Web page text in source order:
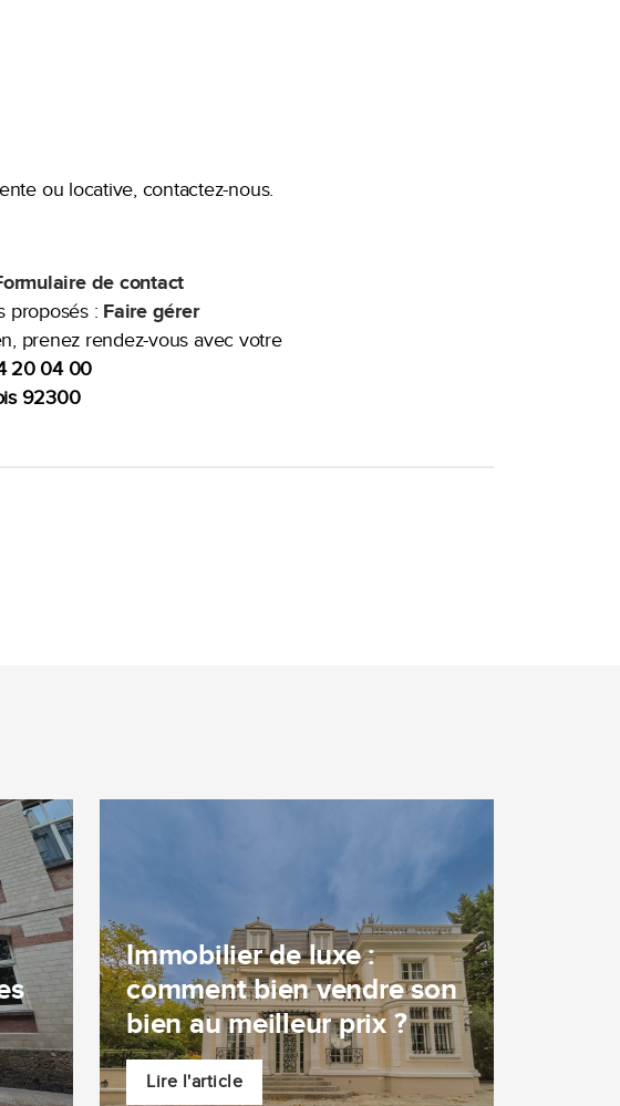
ou locative, contactez-nous.
de contact
proposés : Faire gérer
prenez rendez-vous avec votre
20 04 00
92300
Immobilier de luxe :
comment bien vendre son
bien au meilleur prix ?
Lire l'article